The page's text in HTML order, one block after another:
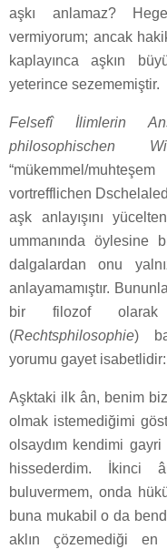
aşkı anlamaz?
vermiyorum; ancak
kaplayınca aşkın
yeterince sezememiştir.
Felsefî İlimlerin
philosophischen
“mükemmel/
vortrefflichen
aşk anlayışını
ummanında öylesine
dalgalardan onu
anlayamamıştır.
bir filozof
(Rechtsphilosophie)
yorumu gayet isabetlidir:
Aşktaki ilk ân, benim
olmak istemediğimi
olsaydım kendimi
hissederdim. İkinci
buluvermem, onda
buna mukabil o da
aklın çözemediği